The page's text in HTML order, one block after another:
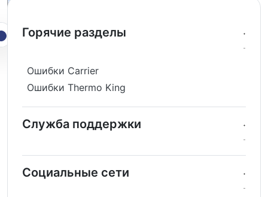
Горячие разделы
Ошибки Carrier
Ошибки Thermo King
Служба поддержки
Социальные сети